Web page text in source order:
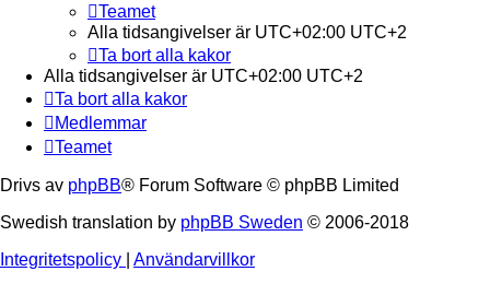
Teamet
Alla tidsangivelser är UTC+02:00 UTC+2
Ta bort alla kakor
Alla tidsangivelser är UTC+02:00 UTC+2
Ta bort alla kakor
Medlemmar
Teamet
Drivs av phpBB® Forum Software © phpBB Limited
Swedish translation by phpBB Sweden © 2006-2018
Integritetspolicy
Användarvillkor